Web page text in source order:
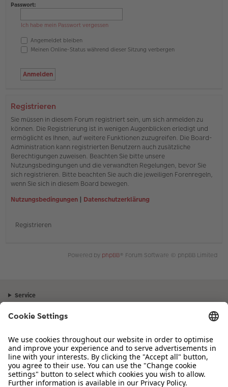
Passwort:
Ich habe mein Passwort vergessen
Angemeldet bleiben
Meinen Online-Status während dieser Sitzung verbergen
Registrieren
Sie müssen in diesem Forum registriert sein, um sich anmelden zu
können. Die Registrierung ist in wenigen Augenblicken erledigt und
ermöglicht es Ihnen, auf weitere Funktionen zuzugreifen. Die Board-
Administration kann registrierten Benutzern auch zusätzliche
Berechtigungen zuweisen. Beachten Sie bitte unsere
Nutzungsbedingungen und die verwandten Regelungen, bevor Sie
sich registrieren. Bitte beachten Sie auch die jeweiligen Forenregeln,
wenn Sie sich in diesem Board bewegen.
Nutzungsbedingungen | Datenschutzerklärung
Registrieren
Powered by phpBB® Forum Software © phpBB Limited
Service
Sortiment